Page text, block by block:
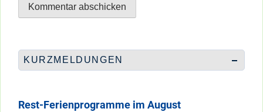
KURZMELDUNGEN
Rest-Ferienprogramme im August